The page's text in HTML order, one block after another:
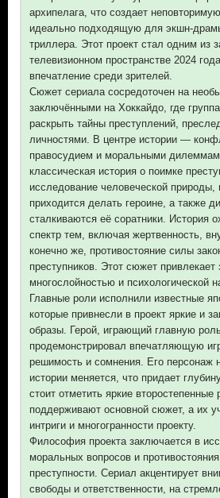
архипелага, что создает
идеально подходящую для экшн-
триллера. Этот проект стал одним из
телевизионном пространстве 2024
впечатление среди зрителей.
Сюжет сериала сосредоточен на
заключёнными на Хоккайдо, где
раскрыть тайны преступлений,
личностями. В центре истории —
правосудием и моральными
классическая история о поимке
исследование человеческой природы,
приходится делать героине, а также
сталкиваются её соратники. История
спектр тем, включая жертвенность,
конечно же, противостояние силы
преступников. Этот сюжет привлекает
многослойностью и психологической
Главные роли исполнили известные
которые привнесли в проект яркие и
образы. Герой, играющий главную
продемонстрировал впечатляющую
решимость и сомнения. Его персонаж
истории меняется, что придает
стоит отметить яркие второстепенные
поддерживают основной сюжет, а их
интриги и многогранности проекту.
Философия проекта заключается в
моральных вопросов и
преступности. Сериал акцентирует
свободы и ответственности, на